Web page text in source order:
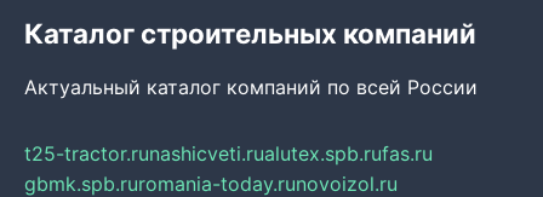
Каталог строительных компаний
Актуальный каталог компаний по всей России
t25-tractor.runashicveti.rualutex.spb.rufas.ru
gbmk.spb.ruromania-today.runovoizol.ru